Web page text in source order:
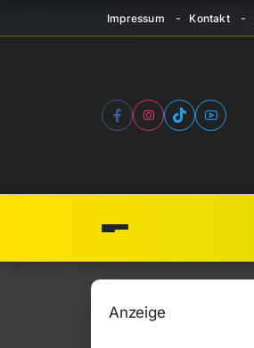
Impressum Kontakt
Anzeige